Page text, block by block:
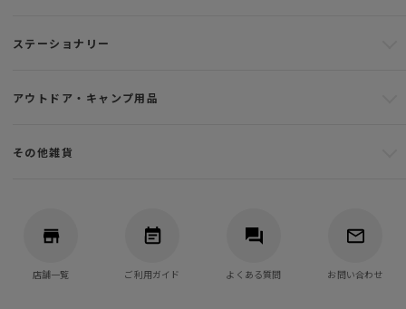
ステーショナリー
アウトドア・キャンプ用品
その他雑貨
店舗一覧 ご利用ガイド よくある質問 お問い合わせ